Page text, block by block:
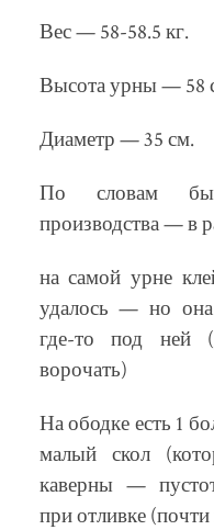
Вес — 58-58.5 кг.
Высота урны — 58
Диаметр — 35 см.
По словам
производства — в
на самой урне
удалось — но
где-то под ней
ворочать)
На ободке есть 1
малый скол
каверны —
при отливке (почти